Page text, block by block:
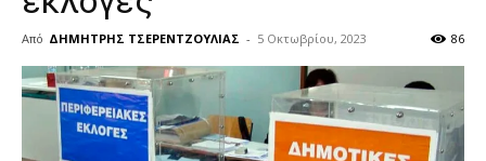
Από ΔΗΜΗΤΡΗΣ ΤΣΕΡΕΝΤΖΟΥΛΙΑΣ - 5 Οκτωβρίου, 2023 86